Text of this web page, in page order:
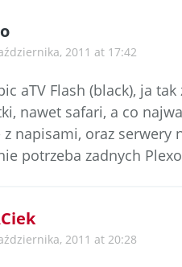
2011 at 17:42
aTV Flash (black), ja
nawet safari, a co
z napisami, oraz
potrzeba zadnych
2011 at 20:28